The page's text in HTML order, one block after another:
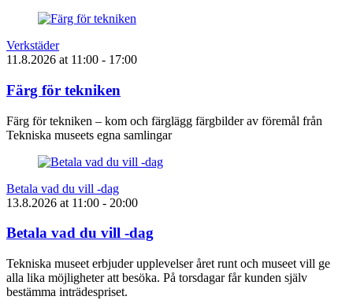
Verkstäder
11.8.2026 at 11:00 - 17:00
Färg för tekniken
Färg för tekniken – kom och färglägg färgbilder av föremål från
Tekniska museets egna samlingar
Betala vad du vill -dag
13.8.2026 at 11:00 - 20:00
Betala vad du vill -dag
Tekniska museet erbjuder upplevelser året runt och museet vill ge
alla lika möjligheter att besöka. På torsdagar får kunden själv
bestämma inträdespriset.